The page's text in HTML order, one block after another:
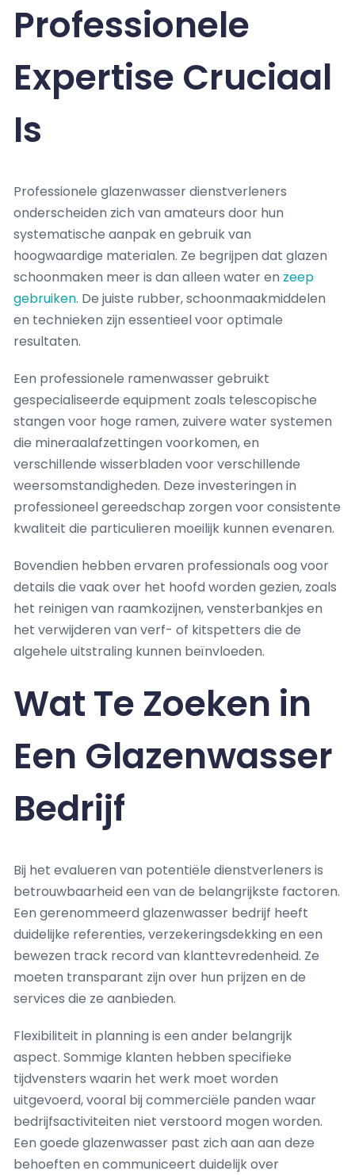
Professionele
Expertise Cruciaal
Is
Professionele glazenwasser dienstverleners
onderscheiden zich van amateurs door hun
systematische aanpak en gebruik van
hoogwaardige materialen. Ze begrijpen dat glazen
schoonmaken meer is dan alleen water en zeep
gebruiken. De juiste rubber, schoonmaakmiddelen
en technieken zijn essentieel voor optimale
resultaten.
Een professionele ramenwasser gebruikt
gespecialiseerde equipment zoals telescopische
stangen voor hoge ramen, zuivere water systemen
die mineraalafzettingen voorkomen, en
verschillende wisserbladen voor verschillende
weersomstandigheden. Deze investeringen in
professioneel gereedschap zorgen voor consistente
kwaliteit die particulieren moeilijk kunnen evenaren.
Bovendien hebben ervaren professionals oog voor
details die vaak over het hoofd worden gezien, zoals
het reinigen van raamkozijnen, vensterbankjes en
het verwijderen van verf- of kitspetters die de
algehele uitstraling kunnen beïnvloeden.
Wat Te Zoeken in
Een Glazenwasser
Bedrijf
Bij het evalueren van potentiële dienstverleners is
betrouwbaarheid een van de belangrijkste factoren.
Een gerenommeerd glazenwasser bedrijf heeft
duidelijke referenties, verzekeringsdekking en een
bewezen track record van klanttevredenheid. Ze
moeten transparant zijn over hun prijzen en de
services die ze aanbieden.
Flexibiliteit in planning is een ander belangrijk
aspect. Sommige klanten hebben specifieke
tijdvensters waarin het werk moet worden
uitgevoerd, vooral bij commerciële panden waar
bedrijfsactiviteiten niet verstoord mogen worden.
Een goede glazenwasser past zich aan aan deze
behoeften en communiceert duidelijk over